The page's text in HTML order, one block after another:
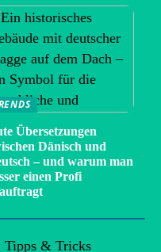
Übersetzungen
Dänisch und
– und warum man
einen Profi
Tipps & Tricks